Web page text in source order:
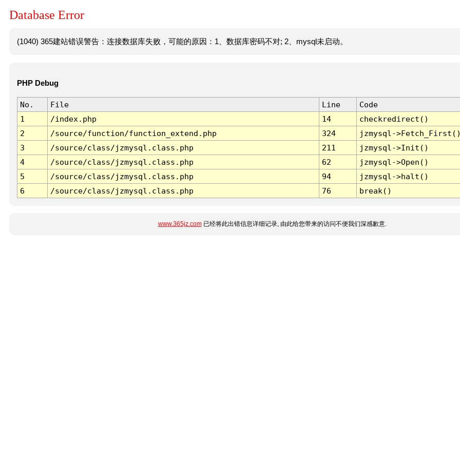
Database Error
(1040) 365建站错误警告：连接数据库失败，可能的原因：1、数据库密码不对; 2、mysql未启动。
PHP Debug
No. File Line
Code
1
/index.php 14
checkredirect()
2
/source/function/function_extend.php 324
jzmysql-
3
/source/class/jzmysql.class.php 211
jzmysql->Init()
4
/source/class/jzmysql.class.php 62
jzmysql->Open()
5
/source/class/jzmysql.class.php 94
jzmysql->halt()
6
/source/class/jzmysql.class.php 76 break()
www.365jz.com已经将此出错信息详细记录, 由此给您带来的访问不便我们深感歉意.